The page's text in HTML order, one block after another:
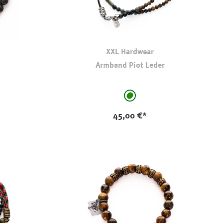
XXL Hardwear
Armband Piot Leder
auswählen
grün
45,00 €*